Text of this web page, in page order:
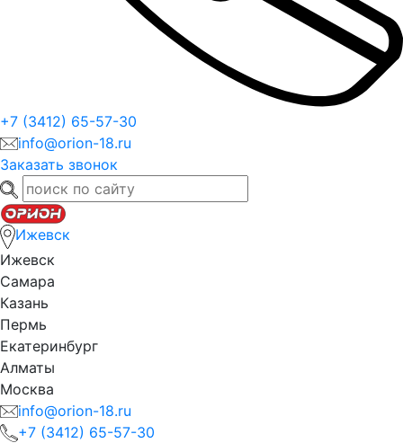
+7 (3412) 65-57-30
info@orion-18.ru
Заказать звонок
Ижевск
Ижевск
Самара
Казань
Пермь
Екатеринбург
Алматы
Москва
info@orion-18.ru
+7 (3412) 65-57-30